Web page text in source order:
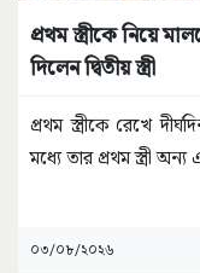
প্রথম স্ত্রীকে নিয়ে
দিলেন দ্বিতীয় স্ত্রী
প্রথম স্ত্রীকে রেখে
মধ্যে তার প্রথম স্ত্রী
০৩/০৮/২০২৬